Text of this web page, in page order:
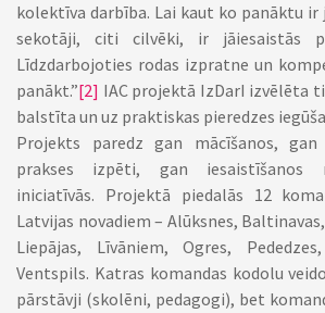
kolektīva darbība. Lai kaut ko panāktu
sekotāji, citi cilvēki, ir jāiesaistās
Līdzdarbojoties rodas izpratne un
panākt.”[2] IAC projektā IzDarI izvēlēta
balstīta un uz praktiskas pieredzes
Projekts paredz gan mācīšanos, gan
prakses izpēti, gan iesaistīšanos
iniciatīvās. Projektā piedalās 12
Latvijas novadiem – Alūksnes,
Liepājas, Līvāniem, Ogres,
Ventspils. Katras komandas kodolu
pārstāvji (skolēni, pedagogi), bet